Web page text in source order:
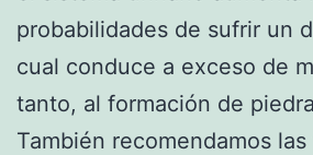
probabilidades de sufrir un
cual conduce a exceso de
tanto, al formación de
También recomendamos